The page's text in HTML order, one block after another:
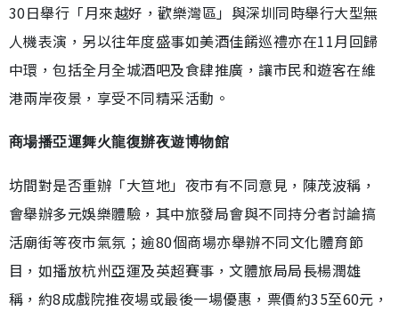
30日舉行「月來越好，歡樂灣區」與深圳同時舉行大型無
人機表演，另以往年度盛事如美酒佳餚巡禮亦在11月回歸
中環，包括全月全城酒吧及食肆推廣，讓市民和遊客在維
港兩岸夜景，享受不同精采活動。
商場播亞運舞火龍復辦夜遊博物館
坊間對是否重辦「大笪地」夜市有不同意見，陳茂波稱，
會舉辦多元娛樂體驗，其中旅發局會與不同持分者討論搞
活廟街等夜市氣氛；逾80個商場亦舉辦不同文化體育節
目，如播放杭州亞運及英超賽事，文體旅局局長楊潤雄
稱，約8成戲院推夜場或最後一場優惠，票價約35至60元，